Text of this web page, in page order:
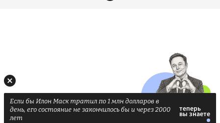
Если бы Илон Маск тратил по 1 млн долларов в
день, его состояние не закончилось бы и через 2000
лет